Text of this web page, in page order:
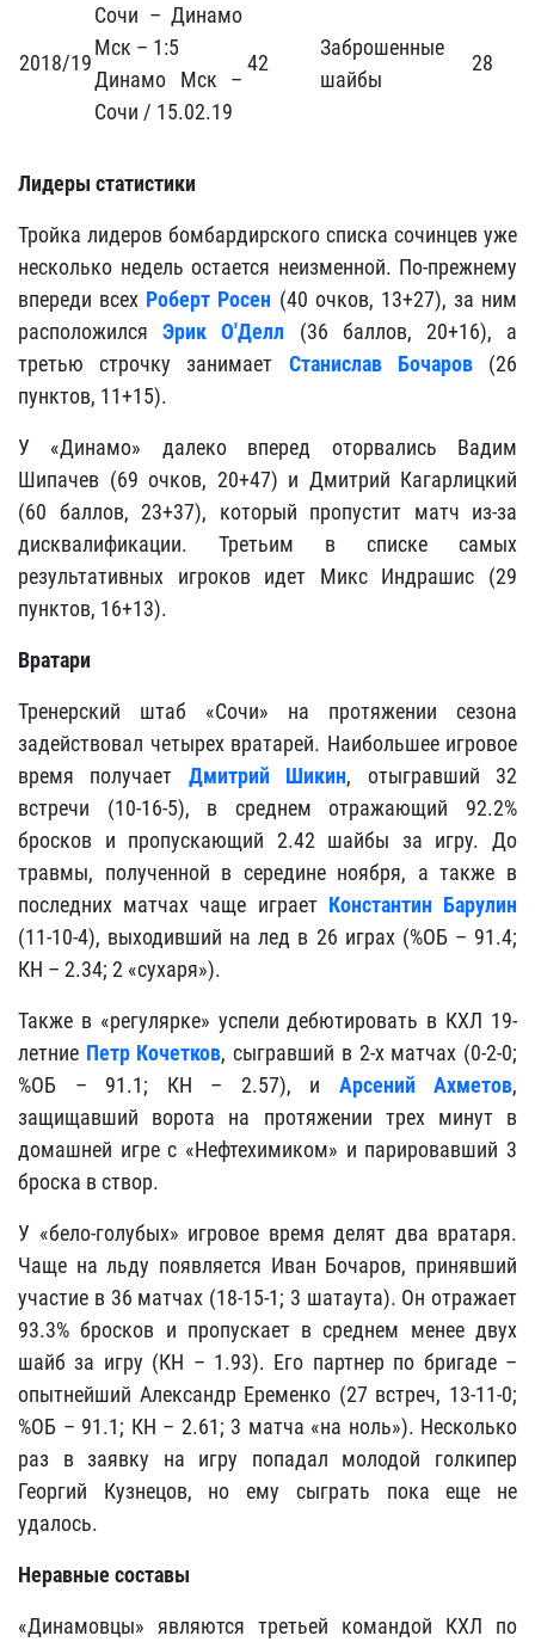
2018/19
Сочи – Динамо
Мск – 1:5
Динамо Мск –
Сочи / 15.02.19
42
Заброшенные
шайбы
28
Лидеры статистики
Тройка лидеров бомбардирского списка сочинцев уже
несколько недель остается неизменной. По-прежнему
впереди всех Роберт Росен (40 очков, 13+27), за ним
расположилсяЭрик О'Делл (36 баллов, 20+16), а
третью строчку занимает Станислав Бочаров(26
пунктов, 11+15).
У «Динамо» далеко вперед оторвались Вадим
Шипачев (69 очков, 20+47) и Дмитрий Кагарлицкий
(60 баллов, 23+37), который пропустит матч из-за
дисквалификации. Третьим в списке самых
результативных игроков идет Микс Индрашис (29
пунктов, 16+13).
Вратари
Тренерский штаб «Сочи» на протяжении сезона
задействовал четырех вратарей. Наибольшее игровое
время получает Дмитрий Шикин, отыгравший 32
встречи (10-16-5), в среднем отражающий 92.2%
бросков и пропускающий 2.42 шайбы за игру. До
травмы, полученной в середине ноября, а также в
последних матчах чаще играет Константин Барулин
(11-10-4), выходивший на лед в 26 играх (%ОБ – 91.4;
КН – 2.34; 2 «сухаря»).
Также в «регулярке» успели дебютировать в КХЛ 19-
летние Петр Кочетков, сыгравший в 2-х матчах (0-2-0;
%ОБ – 91.1; КН – 2.57), и Арсений Ахметов,
защищавший ворота на протяжении трех минут в
домашней игре с «Нефтехимиком» и парировавший 3
броска в створ.
У «бело-голубых» игровое время делят два вратаря.
Чаще на льду появляется Иван Бочаров, принявший
участие в 36 матчах (18-15-1; 3 шатаута). Он отражает
93.3% бросков и пропускает в среднем менее двух
шайб за игру (КН – 1.93). Его партнер по бригаде –
опытнейший Александр Еременко (27 встреч, 13-11-0;
%ОБ – 91.1; КН – 2.61; 3 матча «на ноль»). Несколько
раз в заявку на игру попадал молодой голкипер
Георгий Кузнецов, но ему сыграть пока еще не
удалось.
Неравные составы
«Динамовцы» являются третьей командой КХЛ по